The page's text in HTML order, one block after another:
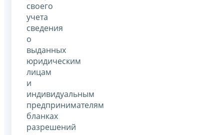
своего
учета
сведения
о
выданных
юридическим
лицам
и
индивидуальным
предпринимателям
бланках
разрешений